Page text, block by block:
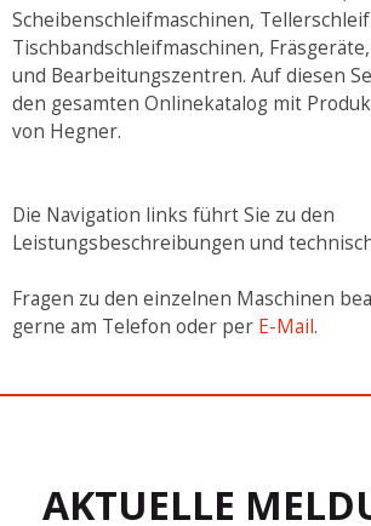
Scheibenschleifmaschinen,
Tischbandschleifmaschinen,
und Bearbeitungszentren. Auf diesen
den gesamten Onlinekatalog mit
von Hegner.
Die Navigation links führt Sie zu den
Leistungsbeschreibungen und
Fragen zu den einzelnen Maschinen
gerne am Telefon oder per E-Mail.
AKTUELLE